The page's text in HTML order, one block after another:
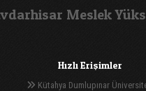
Meslek
Hızlı Erişimler
Kütahya Dumlupınar